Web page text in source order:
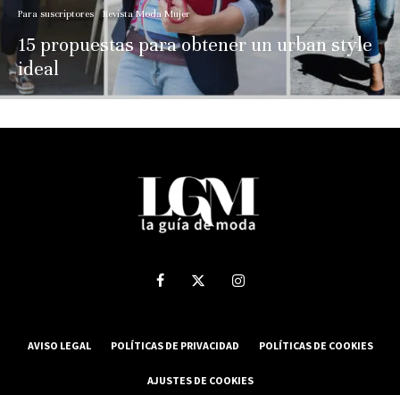
Para suscriptores Revista Moda Mujer
15 propuestas para obtener un urban style
ideal
AVISO LEGAL POLÍTICAS DE PRIVACIDAD POLÍTICAS DE COOKIES
AJUSTES DE COOKIES